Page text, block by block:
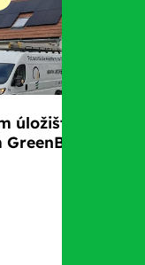
úložištěm a
-